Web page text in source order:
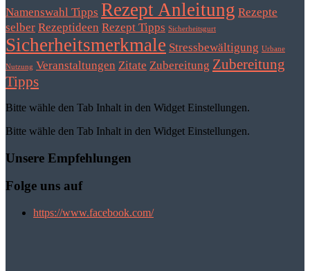
Namenswahl Tipps Rezept Anleitung Rezepte
selber Rezeptideen Rezept Tipps Sicherheitsgurt
Sicherheitsmerkmale Stressbewältigung Urbane
Nutzung Veranstaltungen Zitate Zubereitung Zubereitung
Tipps
Bitte wähle den Tab Inhalt in den Widget Einstellungen.
Bitte wähle den Tab Inhalt in den Widget Einstellungen.
Unsere Empfehlungen
Folge uns auf
https://www.facebook.com/